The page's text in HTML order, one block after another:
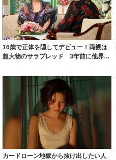
16歳で正体を隠してデビュー！両親は
超大物のサラブレッド 3年前に他界し
カードローン地獄から抜け出したい人